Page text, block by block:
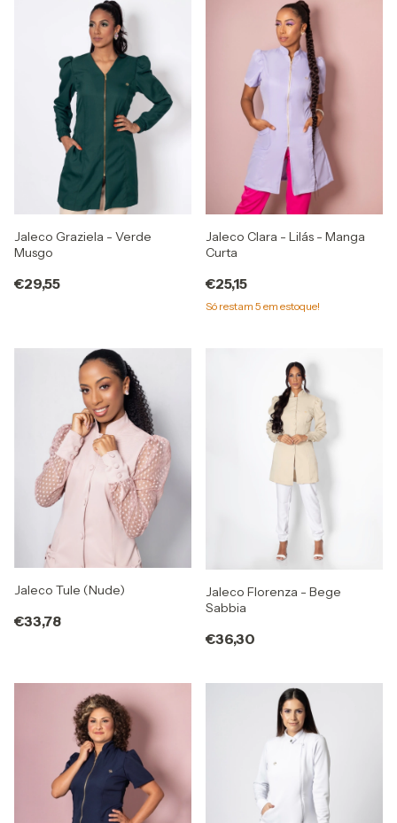
Jaleco Graziela - Verde
Musgo
€29,55
Jaleco Clara - Lilás - Manga
Curta
€25,15
Só restam 5 em estoque!
Jaleco Tule (Nude)
€33,78
Jaleco Florenza - Bege
Sabbia
€36,30